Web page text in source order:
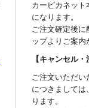
カーピカネット
になります。
ご注文確定後に
ップよりご案内
【キャンセル・
ご注文いただい
につきましては
ります。